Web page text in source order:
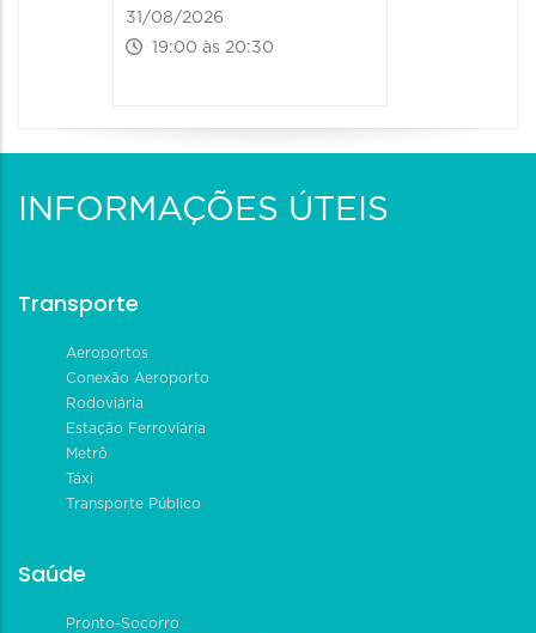
31/08/2026
19:00 às 20:30
INFORMAÇÕES ÚTEIS
Transporte
Aeroportos
Conexão Aeroporto
Rodoviária
Estação Ferroviária
Metrô
Táxi
Transporte Público
Saúde
Pronto-Socorro